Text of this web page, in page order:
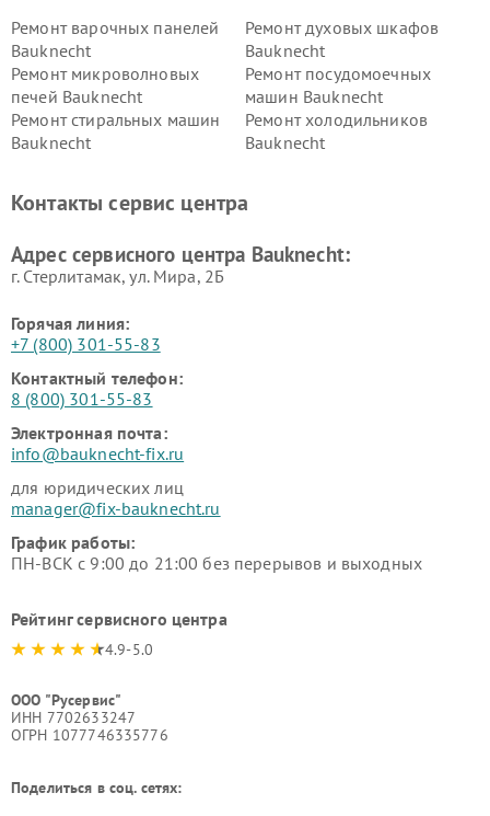
Ремонт варочных панелей
Bauknecht
Ремонт духовых шкафов
Bauknecht
Ремонт микроволновых
печей Bauknecht
Ремонт посудомоечных
машин Bauknecht
Ремонт стиральных машин
Bauknecht
Ремонт холодильников
Bauknecht
Контакты сервис центра
Адрес сервисного центра Bauknecht:
г. Стерлитамак, ул. Мира, 2Б
Горячая линия:
+7 (800) 301-55-83
Контактный телефон:
8 (800) 301-55-83
Электронная почта:
info@bauknecht-fix.ru
для юридических лиц
manager@fix-bauknecht.ru
График работы:
ПН-ВСК с 9:00 до 21:00 без перерывов и выходных
Рейтинг сервисного центра
4.9-5.0
ООО "Русервис"
ИНН 7702633247
ОГРН 1077746335776
Поделиться в соц. сетях: